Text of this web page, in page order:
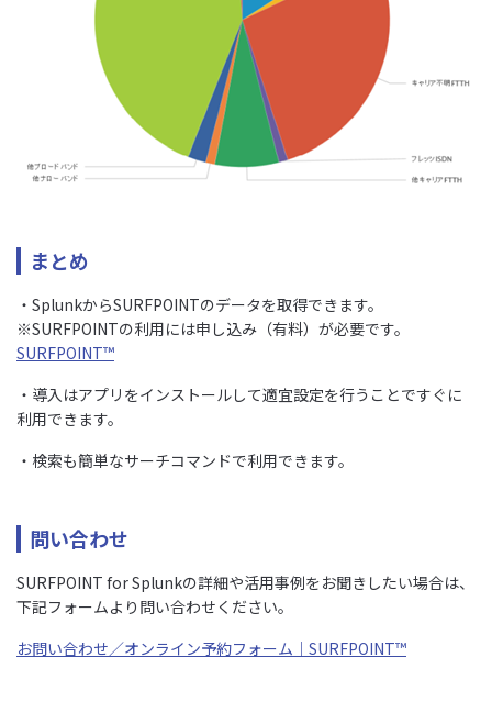
まとめ
・SplunkからSURFPOINTのデータを取得できます。
※SURFPOINTの利用には申し込み（有料）が必要です。
SURFPOINT™
・導入はアプリをインストールして適宜設定を行うことですぐに
利用できます。
・検索も簡単なサーチコマンドで利用できます。
問い合わせ
SURFPOINT for Splunkの詳細や活用事例をお聞きしたい場合は、
下記フォームより問い合わせください。
お問い合わせ／オンライン予約フォーム｜SURFPOINT™